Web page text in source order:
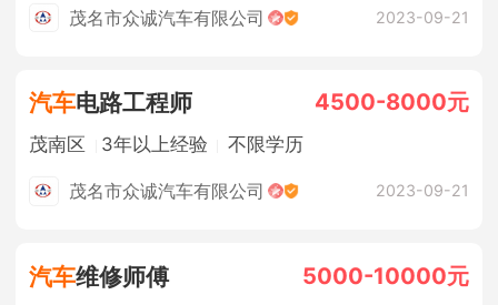
茂名市众诚汽车有限公司 2023-09-21
汽车电路工程师 4500-8000元
茂南区 3年以上经验 不限学历
茂名市众诚汽车有限公司 2023-09-21
汽车维修师傅 5000-10000元